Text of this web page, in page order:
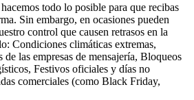
hacemos todo lo posible para que recibas
Sin embargo, en ocasiones pueden
control que causen retrasos en la
Condiciones climáticas extremas,
las empresas de mensajería, Bloqueos
Festivos oficiales y días no
comerciales (como Black Friday,